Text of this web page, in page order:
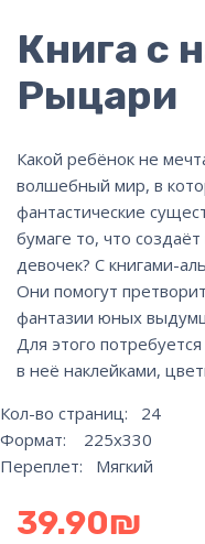
Книга с
Рыцари
Какой ребёнок не
волшебный мир, в
фантастические
бумаге то, что
девочек? С книгами-
Они помогут
фантазии юных
Для этого
в неё наклейками,
Кол-во страниц: 24
Формат: 225х330
Переплет: Мягкий
39.90₪